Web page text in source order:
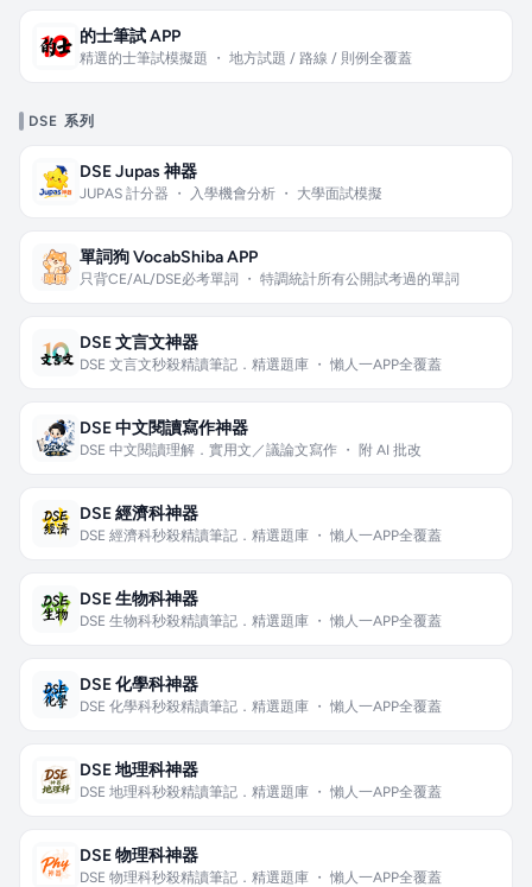
的士筆試 APP
精選的士筆試模擬題 ・ 地方試題 / 路線 / 則例全覆蓋
DSE 系列
DSE Jupas 神器
JUPAS 計分器 ・ 入學機會分析 ・ 大學面試模擬
單詞狗 VocabShiba APP
只背CE/AL/DSE必考單詞 ・ 特調統計所有公開試考過的單詞
DSE 文言文神器
DSE 文言文秒殺精讀筆記．精選題庫 ・ 懶人一APP全覆蓋
DSE 中文閱讀寫作神器
DSE 中文閱讀理解．實用文／議論文寫作 ・ 附 AI 批改
DSE 經濟科神器
DSE 經濟科秒殺精讀筆記．精選題庫 ・ 懶人一APP全覆蓋
DSE 生物科神器
DSE 生物科秒殺精讀筆記．精選題庫 ・ 懶人一APP全覆蓋
DSE 化學科神器
DSE 化學科秒殺精讀筆記．精選題庫 ・ 懶人一APP全覆蓋
DSE 地理科神器
DSE 地理科秒殺精讀筆記．精選題庫 ・ 懶人一APP全覆蓋
DSE 物理科神器
DSE 物理科秒殺精讀筆記．精選題庫 ・ 懶人一APP全覆蓋